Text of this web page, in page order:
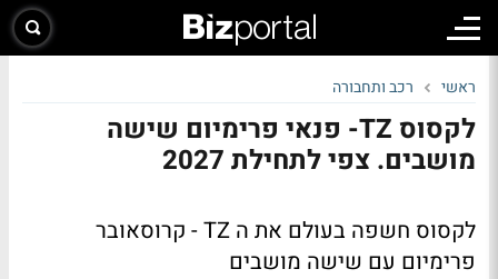
ראשי רכב ותחבורה
לקסוס TZ- פנאי פרימיום שישה
מושבים. צפי לתחילת 2027
לקסוס חשפה בעולם את ה TZ - קרוסאובר
פרימיום עם שישה מושבים